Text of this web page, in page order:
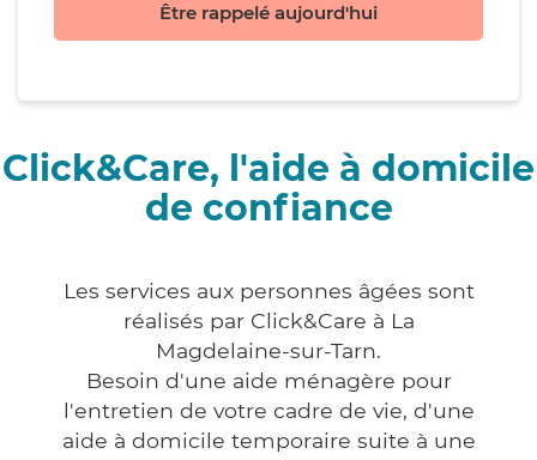
Être rappelé aujourd'hui
Click&Care, l'aide à domicile
de confiance
Les services aux personnes âgées sont
réalisés par Click&Care à La
Magdelaine-sur-Tarn.
Besoin d'une aide ménagère pour
l'entretien de votre cadre de vie, d'une
aide à domicile temporaire suite à une